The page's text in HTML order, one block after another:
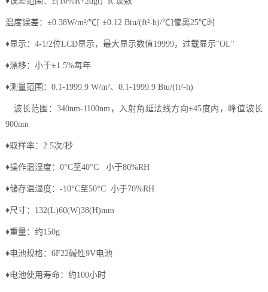
温度误差：±0.38W/m²/℃[ ±0.12 Btu/(ft²-h)/℃]偏离25℃时
♦显示：4-1/2位LCD显示，最大显示数值19999，过载显示"OL"
♦漂移：小于±1.5%每年
♦测量范围：0.1-1999.9 W/m²、0.1-1999.9 Btu/(ft²-h)
波长范围：340nm-1100nm，入射角延法线方向±45度内，峰值波长
900nm
♦取样率：2.5次/秒
♦操作温湿度：0°C至40°C 小于80%RH
♦储存温湿度：-10°C至50°C 小于70%RH
♦尺寸：132(L)60(W)38(H)mm
♦重量：约150g
♦电池规格：6F22碱性9V电池
♦电池使用寿命：约100小时